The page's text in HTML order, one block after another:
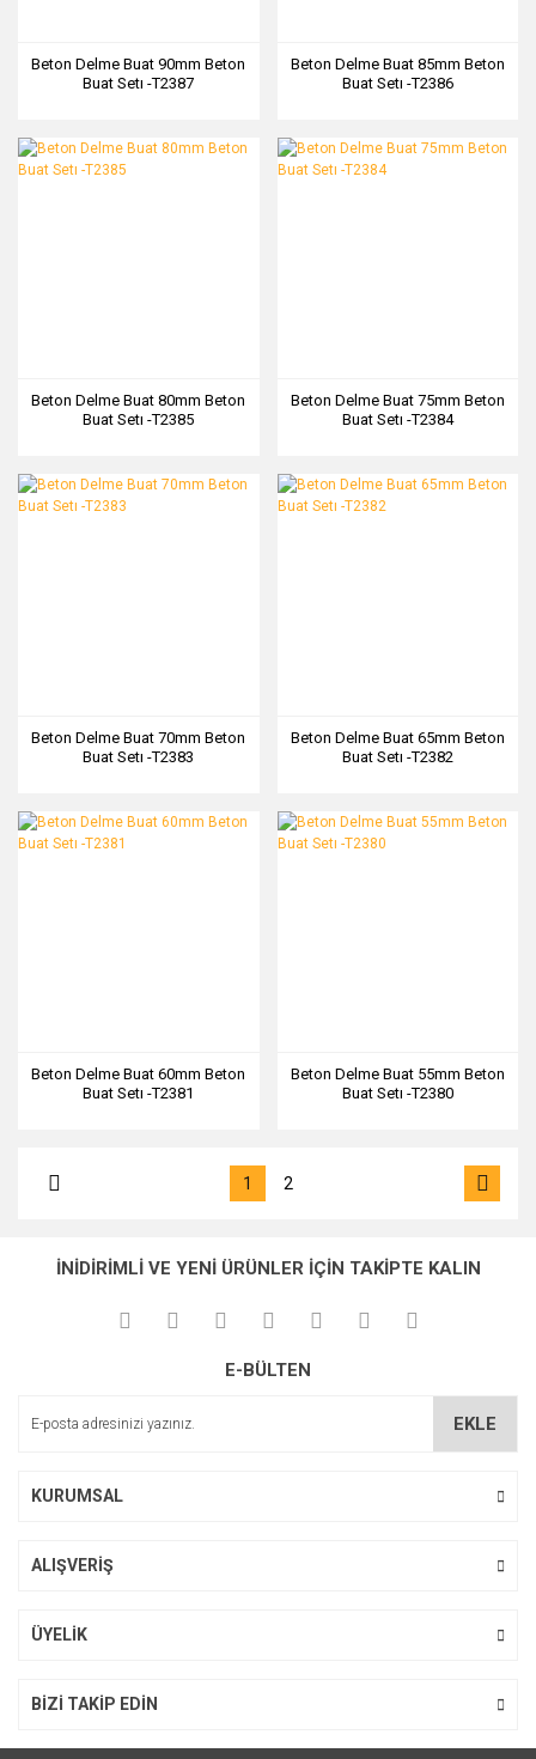
Beton Delme Buat 90mm Beton
Buat Setı -T2387
Beton Delme Buat 85mm Beton
Buat Setı -T2386
Beton Delme Buat 80mm Beton
Buat Setı -T2385
Beton Delme Buat 75mm Beton
Buat Setı -T2384
Beton Delme Buat 70mm Beton
Buat Setı -T2383
Beton Delme Buat 65mm Beton
Buat Setı -T2382
Beton Delme Buat 60mm Beton
Buat Setı -T2381
Beton Delme Buat 55mm Beton
Buat Setı -T2380
1 2
İNİDİRİMLİ VE YENİ ÜRÜNLER İÇİN TAKİPTE KALIN
E-BÜLTEN
EKLE
KURUMSAL
ALIŞVERİŞ
ÜYELİK
BİZİ TAKİP EDİN